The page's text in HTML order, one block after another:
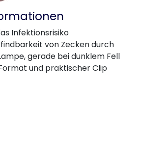
Infektionsrisiko
von Zecken durch
gerade bei dunklem Fell
und praktischer Clip